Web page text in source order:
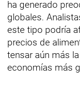
ha generado
globales.
este tipo podría
precios de
tensar aún más
economías más